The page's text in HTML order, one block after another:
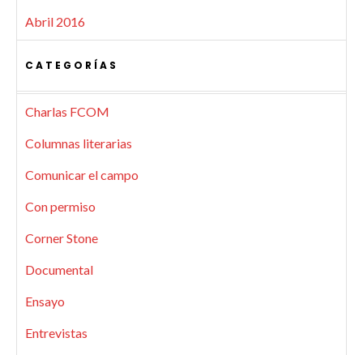
Abril 2016
CATEGORÍAS
Charlas FCOM
Columnas literarias
Comunicar el campo
Con permiso
Corner Stone
Documental
Ensayo
Entrevistas